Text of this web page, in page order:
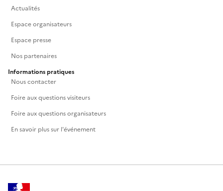
Actualités
Espace organisateurs
Espace presse
Nos partenaires
Informations pratiques
Nous contacter
Foire aux questions visiteurs
Foire aux questions organisateurs
En savoir plus sur l'événement